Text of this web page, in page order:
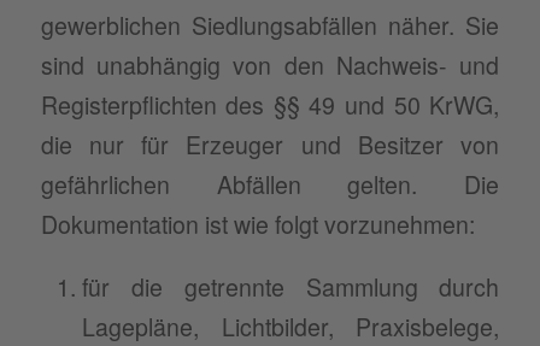
gewerblichen Siedlungsabfällen näher. Sie
sind unabhängig von den Nachweis- und
Registerpflichten des §§ 49 und 50 KrWG,
die nur für Erzeuger und Besitzer von
gefährlichen Abfällen gelten. Die
Dokumentation ist wie folgt vorzunehmen:
für die getrennte Sammlung durch
Lagepläne, Lichtbilder, Praxisbelege,